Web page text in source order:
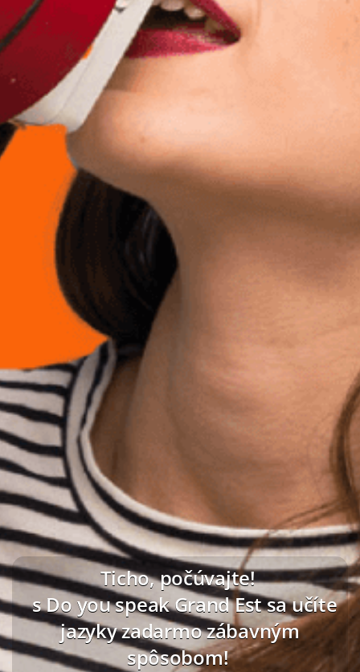
Ticho, počúvajte!
s Do you speak Grand Est sa učíte
jazyky zadarmo zábavným
spôsobom!